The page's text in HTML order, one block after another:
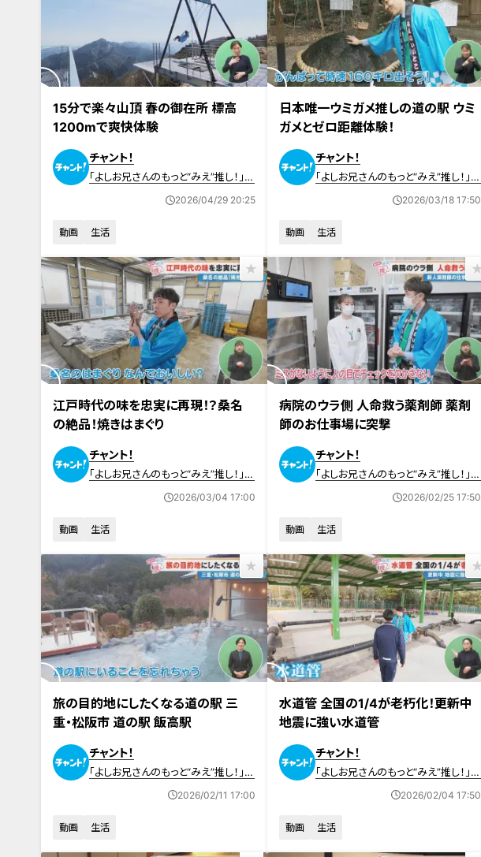
15分で楽々山頂 春の御在所 標高
1200mで爽快体験
チャント！
「よしお兄さんのもっと“みえ”推し！」動
2026/04/29 20:25
動画 生活
日本唯一ウミガメ推しの道の駅 ウミ
ガメとゼロ距離体験！
チャント！
「よしお兄さんのもっと“みえ”推し！」動
2026/03/18 17:50
動画 生活
江戸時代の味を忠実に再現！？桑名
の絶品！焼きはまぐり
チャント！
「よしお兄さんのもっと“みえ”推し！」動
2026/03/04 17:00
動画 生活
病院のウラ側 人命救う薬剤師 薬剤
師のお仕事場に突撃
チャント！
「よしお兄さんのもっと“みえ”推し！」動
2026/02/25 17:50
動画 生活
旅の目的地にしたくなる道の駅 三
重・松阪市 道の駅 飯高駅
チャント！
「よしお兄さんのもっと“みえ”推し！」動
2026/02/11 17:00
動画 生活
水道管 全国の1/4が老朽化！更新中
地震に強い水道管
チャント！
「よしお兄さんのもっと“みえ”推し！」動
2026/02/04 17:50
動画 生活